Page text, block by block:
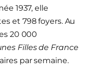
1937, elle
et 798 foyers. Au
20 000
Filles de France
par semaine.